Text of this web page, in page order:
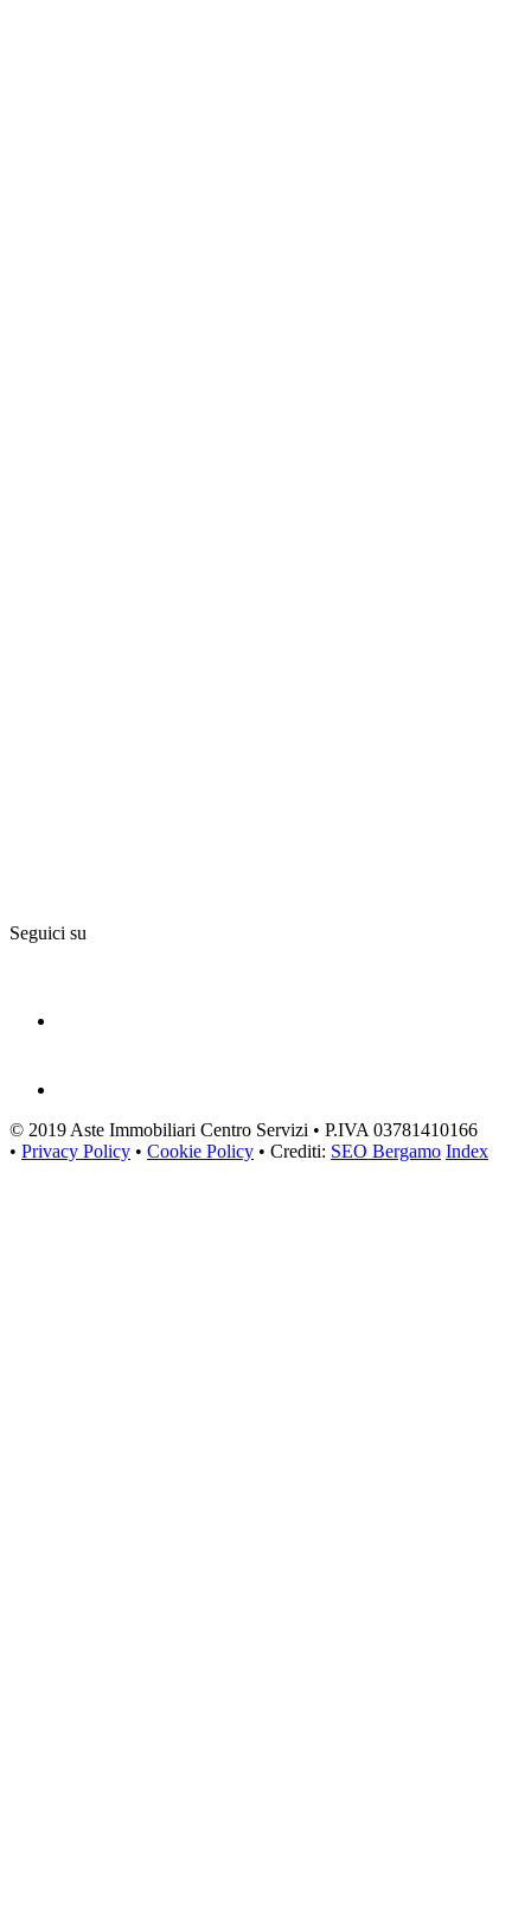
Seguici su
© 2019 Aste Immobiliari Centro Servizi • P.IVA 03781410166
• Privacy Policy • Cookie Policy • Crediti: SEO Bergamo Index